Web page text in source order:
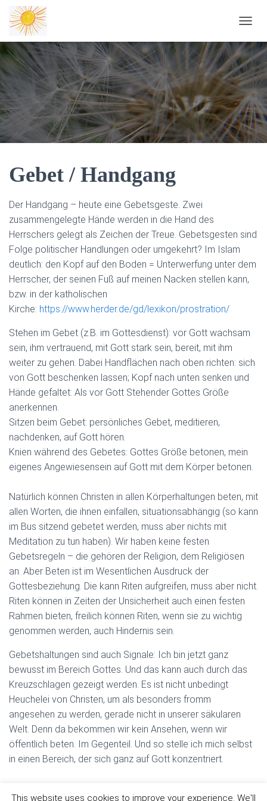
Gebet / Handgang
Der Handgang – heute eine Gebetsgeste. Zwei
zusammengelegte Hände werden in die Hand des
Herrschers gelegt als Zeichen der Treue. Gebetsgesten sind
Folge politischer Handlungen oder umgekehrt? Im Islam
deutlich: den Kopf auf den Boden = Unterwerfung unter dem
Herrscher, der seinen Fuß auf meinen Nacken stellen kann,
bzw. in der katholischen
Kirche: https://www.herder.de/gd/lexikon/prostration/
Stehen im Gebet (z.B. im Gottesdienst): vor Gott wachsam
sein, ihm vertrauend, mit Gott stark sein, bereit, mit ihm
weiter zu gehen. Dabei Handflächen nach oben richten: sich
von Gott beschenken lassen; Kopf nach unten senken und
Hände gefaltet: Als vor Gott Stehender Gottes Größe
anerkennen.
Sitzen beim Gebet: persönliches Gebet, meditieren,
nachdenken, auf Gott hören.
Knien während des Gebetes: Gottes Größe betonen, mein
eigenes Angewiesensein auf Gott mit dem Körper betonen.
Natürlich können Christen in allen Körperhaltungen beten, mit
allen Worten, die ihnen einfallen, situationsabhängig (so kann
im Bus sitzend gebetet werden, muss aber nichts mit
Meditation zu tun haben). Wir haben keine festen
Gebetsregeln – die gehören der Religion, dem Religiösen
an. Aber Beten ist im Wesentlichen Ausdruck der
Gottesbeziehung. Die kann Riten aufgreifen, muss aber nicht.
Riten können in Zeiten der Unsicherheit auch einen festen
Rahmen bieten, freilich können Riten, wenn sie zu wichtig
genommen werden, auch Hindernis sein.
Gebetshaltungen sind auch Signale: Ich bin jetzt ganz
bewusst im Bereich Gottes. Und das kann auch durch das
Kreuzschlagen gezeigt werden. Es ist nicht unbedingt
Heuchelei von Christen, um als besonders fromm
angesehen zu werden, gerade nicht in unserer säkularen
Welt. Denn da bekommen wir kein Ansehen, wenn wir
öffentlich beten. Im Gegenteil. Und so stelle ich mich selbst
in einen Bereich, der sich ganz auf Gott konzentriert.
This website uses cookies to improve your experience. We'll